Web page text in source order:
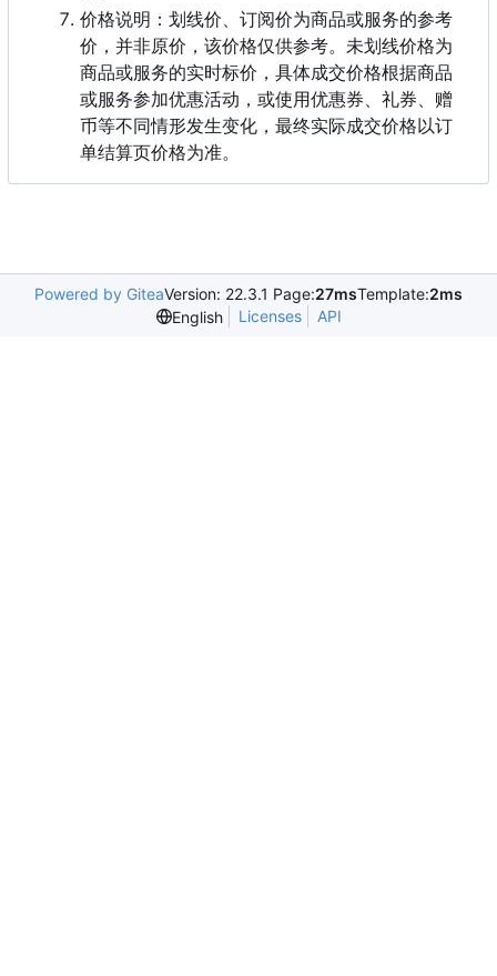
价格说明：划线价、订阅价为商品或服务的参考
价，并非原价，该价格仅供参考。未划线价格为
商品或服务的实时标价，具体成交价格根据商品
或服务参加优惠活动，或使用优惠券、礼券、赠
币等不同情形发生变化，最终实际成交价格以订
单结算页价格为准。
Powered by GiteaVersion: 22.3.1 Page:27msTemplate:2ms
English
Licenses API